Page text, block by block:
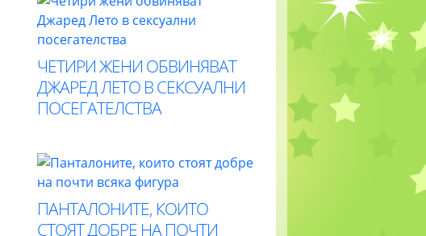
ЧЕТИРИ ЖЕНИ ОБВИНЯВАТ
ДЖАРЕД ЛЕТО В СЕКСУАЛНИ
ПОСЕГАТЕЛСТВА
ПАНТАЛОНИТЕ, КОИТО
СТОЯТ ДОБРЕ НА ПОЧТИ